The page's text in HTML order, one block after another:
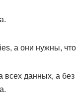
а они нужны,
данных, а без